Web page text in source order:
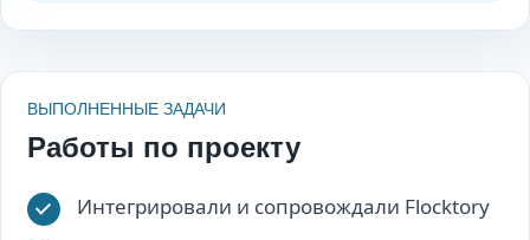
ВЫПОЛНЕННЫЕ ЗАДАЧИ
Работы по проекту
Интегрировали и сопровождали Flocktory